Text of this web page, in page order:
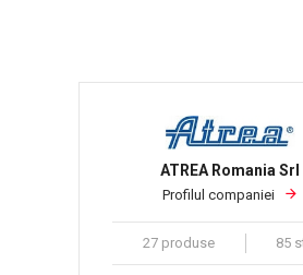
ATREA Romania Srl
Profilul companiei
27 produse 85